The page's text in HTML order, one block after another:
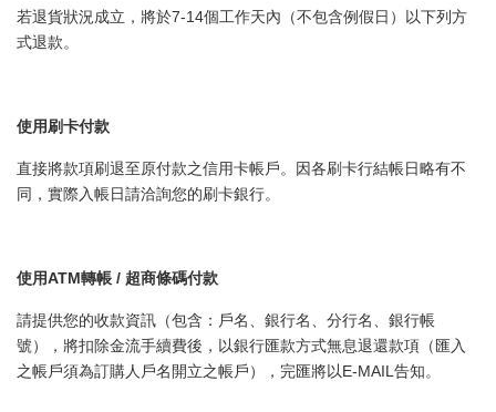
若退貨狀況成立，將於7-14個工作天內（不包含例假日）以下列方
式退款。
使用刷卡付款
直接將款項刷退至原付款之信用卡帳戶。因各刷卡行結帳日略有不
同，實際入帳日請洽詢您的刷卡銀行。
使用ATM轉帳 / 超商條碼付款
請提供您的收款資訊（包含：戶名、銀行名、分行名、銀行帳
號），將扣除金流手續費後，以銀行匯款方式無息退還款項（匯入
之帳戶須為訂購人戶名開立之帳戶），完匯將以E-MAIL告知。